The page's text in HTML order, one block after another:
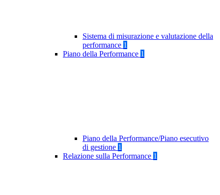
Sistema di misurazione e valutazione della
performance 1
Piano della Performance 1
Piano della Performance/Piano esecutivo
di gestione 1
Relazione sulla Performance 1